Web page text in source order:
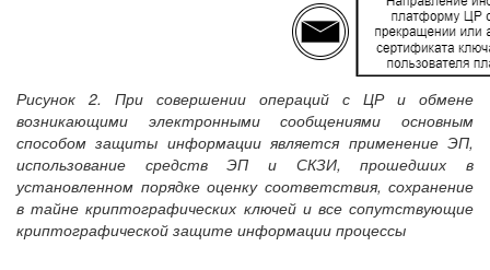
Рисунок 2. При совершении операций с ЦР и обмене
возникающими электронными сообщениями основным
способом защиты информации является применение ЭП,
использование средств ЭП и СКЗИ, прошедших в
установленном порядке оценку соответствия, сохранение
в тайне криптографических ключей и все сопутствующие
криптографической защите информации процессы